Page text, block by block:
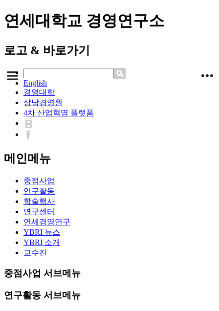
연세대학교 경영연구소
로고 & 바로가기
English
경영대학
상남경영원
4차 산업혁명 플랫폼
메인메뉴
중점사업
연구활동
학술행사
연구센터
연세경영연구
YBRI 뉴스
YBRI 소개
교수진
중점사업 서브메뉴
연구활동 서브메뉴